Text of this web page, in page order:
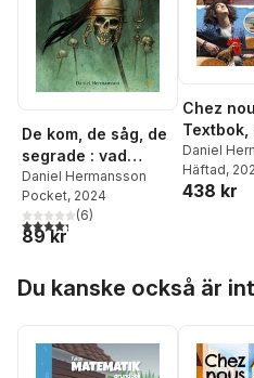
De kom, de såg, de
segrade : vad
antikens fältherrar
lär oss om makten
och människan
Daniel Hermansson
Pocket, 2024
4,3utav 5 stjärnor. Totalt antal röster:
(6)
89 kr
Chez
Textbok,
Daniel
Christina
Norén ,Lena
Häftad,
438 kr
Du kanske också är